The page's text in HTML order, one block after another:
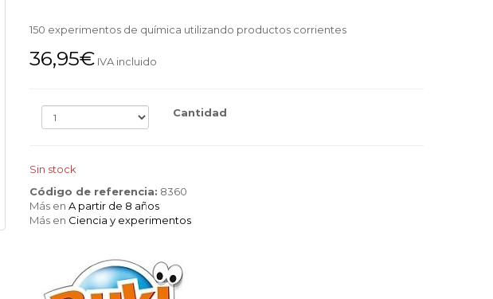
150 experimentos de química utilizando productos corrientes
36,95€ IVA incluido
Cantidad
Sin stock
Código de referencia: 8360
Más en A partir de 8 años
Más en Ciencia y experimentos